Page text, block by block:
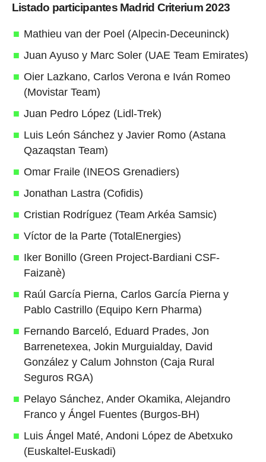
Listado participantes Madrid Criterium 2023
Mathieu van der Poel (Alpecin-Deceuninck)
Juan Ayuso y Marc Soler (UAE Team Emirates)
Oier Lazkano, Carlos Verona e Iván Romeo
(Movistar Team)
Juan Pedro López (Lidl-Trek)
Luis León Sánchez y Javier Romo (Astana
Qazaqstan Team)
Omar Fraile (INEOS Grenadiers)
Jonathan Lastra (Cofidis)
Cristian Rodríguez (Team Arkéa Samsic)
Víctor de la Parte (TotalEnergies)
Iker Bonillo (Green Project-Bardiani CSF-
Faizanè)
Raúl García Pierna, Carlos García Pierna y
Pablo Castrillo (Equipo Kern Pharma)
Fernando Barceló, Eduard Prades, Jon
Barrenetexea, Jokin Murguialday, David
González y Calum Johnston (Caja Rural
Seguros RGA)
Pelayo Sánchez, Ander Okamika, Alejandro
Franco y Ángel Fuentes (Burgos-BH)
Luis Ángel Maté, Andoni López de Abetxuko
(Euskaltel-Euskadi)